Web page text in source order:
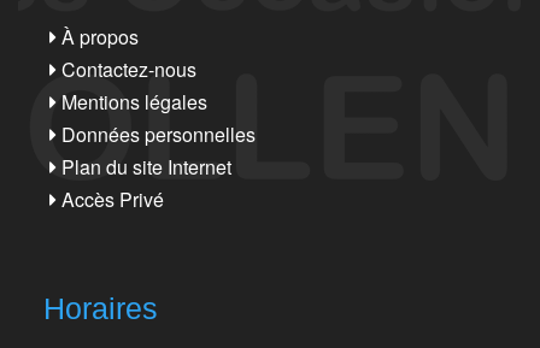
À propos
Contactez-nous
Mentions légales
Données personnelles
Plan du site Internet
Accès Privé
Horaires